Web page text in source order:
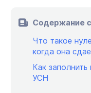
Содержание
Что такое
когда она
Как
УСН